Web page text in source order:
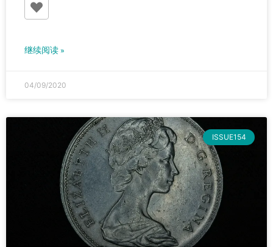
继续阅读 »
04/09/2020
ISSUE154